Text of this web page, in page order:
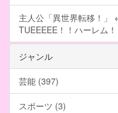
主人公「異世界転移！
TUEEEEE！！ハーレム
ジャンル
芸能 (397)
スポーツ (3)